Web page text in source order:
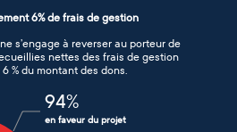
6% de frais de gestion
s’engage à reverser au porteur de
nettes des frais de gestion
% du montant des dons.
94%
en faveur du projet